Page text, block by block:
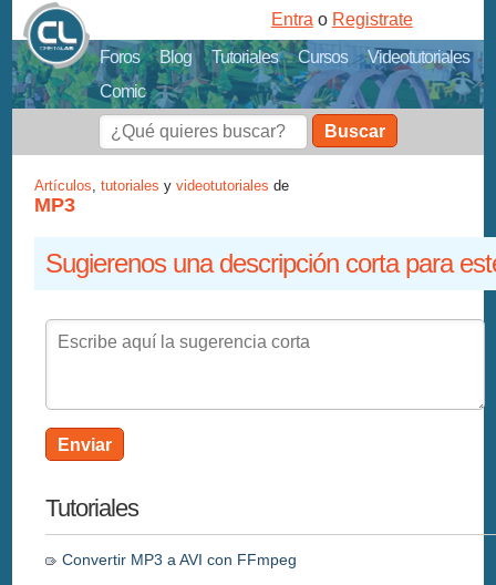
Foros Blog Tutoriales Cursos
Videotutoriales
Comic
Entra o Registrate
Buscar
Artículos,tutoriales yvideotutoriales de
MP3
Sugierenos una descripción corta para
Enviar
Tutoriales
Convertir MP3 a AVI con FFmpeg